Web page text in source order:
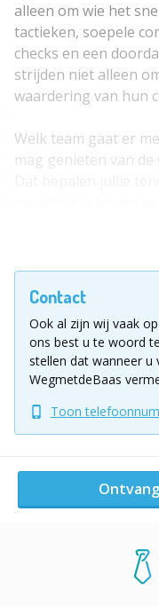
alleen om wie het
tactieken, soepele
checks en een
strijden niet alleen
waardering van hun
Welk team gaat er
mag genieten van
teamwork en
Trek je helm aan,
laat de race om de
beginnen!
Geschikt voor
Duur: 80-180
Locatie: overal
Benodigheden:
Vul voor meer
Deelnemers
Contact
Ook al zijn wij vaak
ons best u te woord
stellen dat wanneer
WegmetdeBaas
Toon